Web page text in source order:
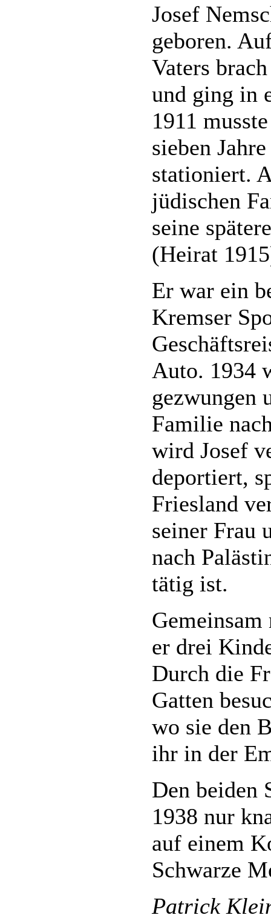
Josef
geboren.
Vaters
und ging in
1911
sieben
stationiert.
jüdischen
seine
(Heirat
Er war ein
Kremser
Auto. 1934
gezwungen
Familie
wird Josef
deportiert,
Friesland
seiner Frau
nach
tätig ist.
er drei
Durch die
Gatten
wo sie den
ihr in der
Den beiden
1938 nur
auf einem
Schwarze
Patrick